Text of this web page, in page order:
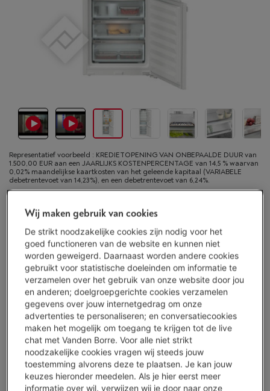
Representatief voorbeeld : KREDIETOPENING VAN ONBEPAALDE DUUR van
1.500,00 EUR aan een JAARLIJKS KOSTENPERCENTAGE van 14,5 % waarvan
0,02% maandelijkse kaartkosten van het geleende kapitaal (VARIABELE
debetrentevoet van 14,23%), en een debetrentevoet van 6,24%.
Morgen geleverd-Bekijk voorraad
€ 1.539,00
Of 24 betalingen van € 68,41 -Meer info
Debetrentevoet 6,24%, Kredietkost € 102,84
Minder dan 5 in stock, bestel nu!
Koop nu
Vergelijken
Wij maken gebruik van cookies
De strikt noodzakelijke cookies zijn nodig voor het
goed functioneren van de website en kunnen niet
worden geweigerd. Daarnaast worden andere cookies
gebruikt voor statistische doeleinden om informatie te
verzamelen over het gebruik van onze website door jou
en anderen; doelgroepgerichte cookies verzamelen
gegevens over jouw internetgedrag om onze
advertenties te personaliseren; en conversatiecookies
maken het mogelijk om toegang te krijgen tot de live
chat met Vanden Borre. Voor alle niet strikt
noodzakelijke cookies vragen wij steeds jouw
toestemming alvorens deze te plaatsen. Je kan jouw
keuzes hieronder meedelen. Als je hier eerst meer
informatie over wil, verwijzen wij je door naar onze